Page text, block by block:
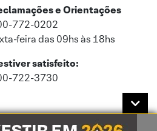
e Orientações
772-0202
feira das 09hs às 18hs
satisfeito:
722-3730
de acordo com a nossaPolítica de